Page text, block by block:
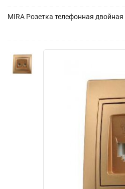
MIRA Розетка телефонная